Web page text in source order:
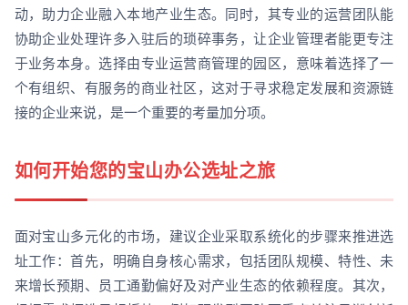
动，助力企业融入本地产业生态。同时，其专业的运营团队能
协助企业处理许多入驻后的琐碎事务，让企业管理者能更专注
于业务本身。选择由专业运营商管理的园区，意味着选择了一
个有组织、有服务的商业社区，这对于寻求稳定发展和资源链
接的企业来说，是一个重要的考量加分项。
如何开始您的宝山办公选址之旅
面对宝山多元化的市场，建议企业采取系统化的步骤来推进选
址工作：首先，明确自身核心需求，包括团队规模、特性、未
来增长预期、员工通勤偏好及对产业生态的依赖程度。其次，